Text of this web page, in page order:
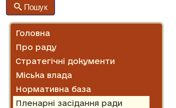
Пошук
Головна
Про раду
Стратегічні документи
Міська влада
Нормативна база
Пленарні засідання ради